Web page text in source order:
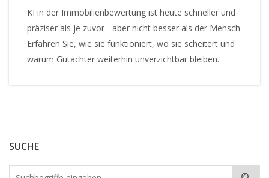
SUCHE
KI in der Immobilienbewertung ist heute schneller und
präziser als je zuvor - aber nicht besser als der Mensch.
Erfahren Sie, wie sie funktioniert, wo sie scheitert und
warum Gutachter weiterhin unverzichtbar bleiben.